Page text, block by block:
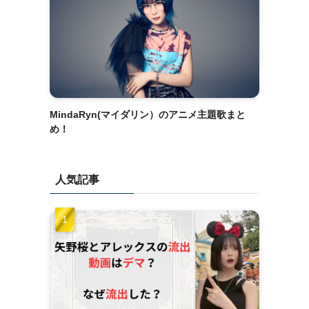
MindaRyn(マイダリン）のアニメ主題歌まと
め！
人気記事